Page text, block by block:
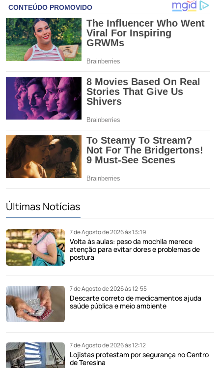
Últimas Notícias
7 de Agosto de 2026 às 13:19
Volta às aulas: peso da mochila merece
atenção para evitar dores e problemas de
postura
7 de Agosto de 2026 às 12:55
Descarte correto de medicamentos ajuda
saúde pública e meio ambiente
7 de Agosto de 2026 às 12:12
Lojistas protestam por segurança no Centro
de Teresina